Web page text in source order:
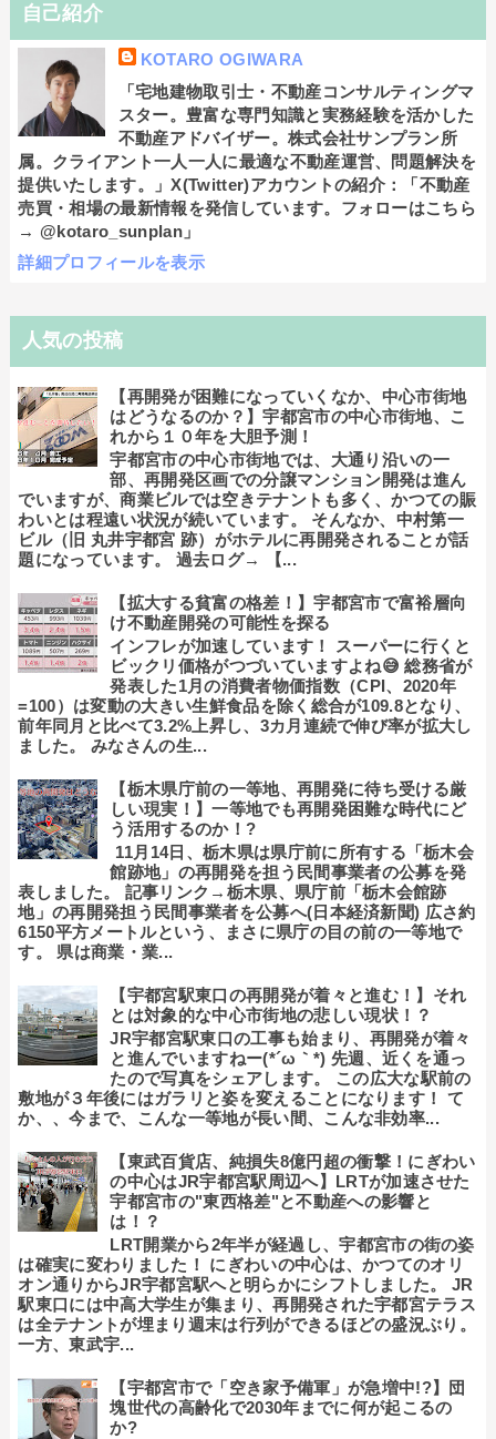
自己紹介
KOTARO OGIWARA
「宅地建物取引士・不動産コンサルティングマ
スター。豊富な専門知識と実務経験を活かした
不動産アドバイザー。株式会社サンプラン所
属。クライアント一人一人に最適な不動産運営、問題解決を
提供いたします。」X(Twitter)アカウントの紹介：「不動産
売買・相場の最新情報を発信しています。フォローはこちら
→ @kotaro_sunplan」
詳細プロフィールを表示
人気の投稿
【再開発が困難になっていくなか、中心市街地
はどうなるのか？】宇都宮市の中心市街地、こ
れから１０年を大胆予測！
宇都宮市の中心市街地では、大通り沿いの一
部、再開発区画での分譲マンション開発は進ん
でいますが、商業ビルでは空きテナントも多く、かつての賑
わいとは程遠い状況が続いています。 そんなか、中村第一
ビル（旧 丸井宇都宮 跡）がホテルに再開発されることが話
題になっています。 過去ログ→ 【...
【拡大する貧富の格差！】宇都宮市で富裕層向
け不動産開発の可能性を探る
インフレが加速しています！ スーパーに行くと
ビックリ価格がつづいていますよね😅 総務省が
発表した1月の消費者物価指数（CPI、2020年
=100）は変動の大きい生鮮食品を除く総合が109.8となり、
前年同月と比べて3.2%上昇し、3カ月連続で伸び率が拡大し
ました。 みなさんの生...
【栃木県庁前の一等地、再開発に待ち受ける厳
しい現実！】一等地でも再開発困難な時代にど
う活用するのか！?
11月14日、栃木県は県庁前に所有する「栃木会
館跡地」の再開発を担う民間事業者の公募を発
表しました。 記事リンク→栃木県、県庁前「栃木会館跡
地」の再開発担う民間事業者を公募へ(日本経済新聞) 広さ約
6150平方メートルという、まさに県庁の目の前の一等地で
す。 県は商業・業...
【宇都宮駅東口の再開発が着々と進む！】それ
とは対象的な中心市街地の悲しい現状！？
JR宇都宮駅東口の工事も始まり、再開発が着々
と進んでいますねー(*´ω｀*) 先週、近くを通っ
たので写真をシェアします。 この広大な駅前の
敷地が３年後にはガラリと姿を変えることになります！ て
か、、今まで、こんな一等地が長い間、こんな非効率...
【東武百貨店、純損失8億円超の衝撃！にぎわい
の中心はJR宇都宮駅周辺へ】LRTが加速させた
宇都宮市の"東西格差"と不動産への影響と
は！？
LRT開業から2年半が経過し、宇都宮市の街の姿
は確実に変わりました！ にぎわいの中心は、かつてのオリ
オン通りからJR宇都宮駅へと明らかにシフトしました。 JR
駅東口には中高大学生が集まり、再開発された宇都宮テラス
は全テナントが埋まり週末は行列ができるほどの盛況ぶり。
一方、東武宇...
【宇都宮市で「空き家予備軍」が急増中!?】団
塊世代の高齢化で2030年までに何が起こるの
か?